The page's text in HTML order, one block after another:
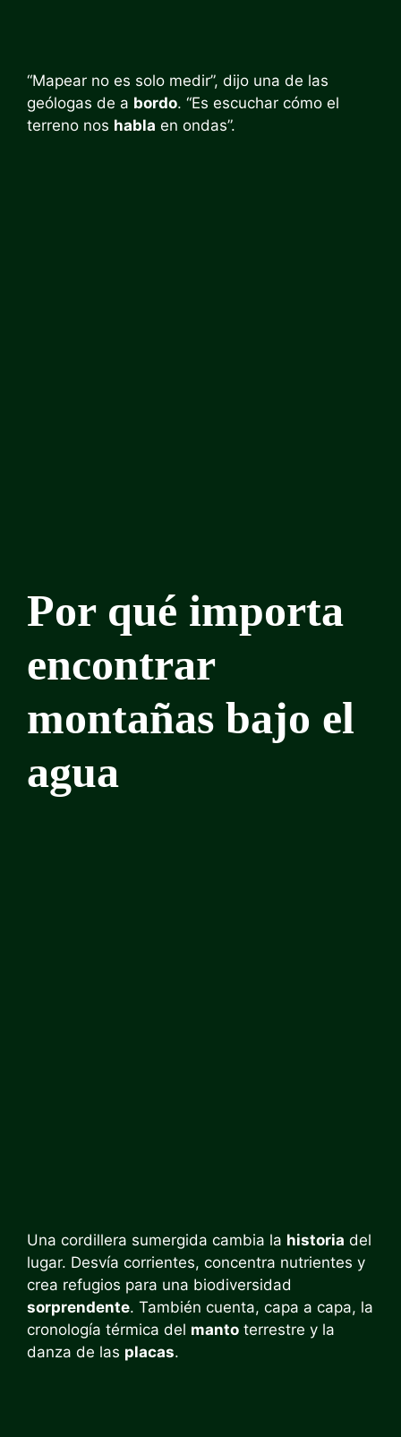
“Mapear no es solo medir”, dijo una de las
geólogas de a bordo. “Es escuchar cómo el
terreno nos habla en ondas”.
Por qué importa
encontrar
montañas bajo el
agua
Una cordillera sumergida cambia la historia del
lugar. Desvía corrientes, concentra nutrientes y
crea refugios para una biodiversidad
sorprendente. También cuenta, capa a capa, la
cronología térmica del manto terrestre y la
danza de las placas.